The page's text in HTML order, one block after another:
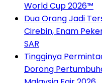
World Cup 2026™
Dua Orang Jadi
Cirebin, Enam
SAR
Tingginya
Dorong